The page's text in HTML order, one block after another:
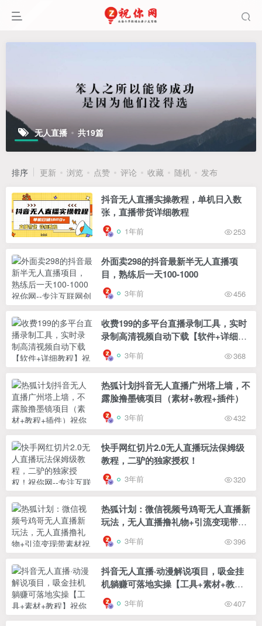
无人直播 共19篇
排序 更新 浏览 点赞 评论 收藏 随机 发布
抖音无人直播实操教程，单机日入数
张，直播带货详细教程
1年前 253
外面卖298的抖音最新半无人直播项
目，熟练后一天100-1000
3年前 456
收费199的多平台直播录制工具，实时
录制高清视频自动下载【软件+详细教
程】
3年前 368
热狐计划抖音无人直播广州塔上墙，不
露脸撸墨镜项目（素材+教程+插件）
3年前 432
快手网红切片2.0无人直播玩法保姆级
教程，二驴的独家授权！
3年前 320
热狐计划：微信视频号鸡哥无人直播新
玩法，无人直播撸礼物+引流变现带素
材
3年前 396
抖音无人直播·动漫解说项目，吸金挂
机躺赚可落地实操【工具+素材+教
程】
3年前 407